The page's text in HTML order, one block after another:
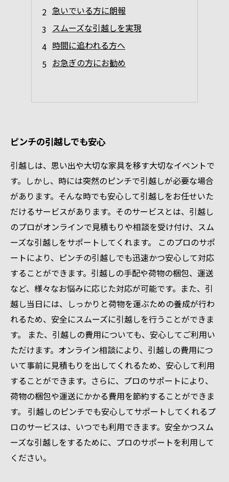
急いでいる方に朗報
スムーズな引越しを実現
時間に追われる方へ
お急ぎの方にお勧め
ピンチの引越しでも安心
引越しは、思い出や大切な家具を移す大切なイベントで
す。しかし、時には突然のピンチで引越しが必要な場合
があります。そんな時でも安心して引越しをお任せいた
だけるサービスがあります。そのサービスとは、引越し
のプロがオンラインで見積もりや相談を受け付け、スム
ーズな引越しをサポートしてくれます。 このプロのサポ
ートにより、ピンチの引越しでも迅速かつ安心して対応
することができます。引越しの手配や荷物の梱包、運送
など、様々なお悩みに応じた対応が可能です。また、引
越し当日には、しっかりと荷物を運ぶための養成が行わ
れるため、安全にスムーズに引越しを行うことができま
す。 また、引越しの費用についても、安心してご利用い
ただけます。オンライン相談により、引越しの費用につ
いて事前に見積もりを出してくれるため、安心して利用
することができます。さらに、プロのサポートにより、
荷物の梱包や運送にかかる費用を節約することができま
す。 引越しのピンチでも安心してサポートしてくれるプ
ロのサービスは、いつでも利用できます。安全かつスム
ーズな引越しをするために、プロのサポートを利用して
ください。